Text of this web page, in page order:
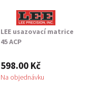
LEE usazovací matrice
45 ACP
598.00 Kč
Na objednávku